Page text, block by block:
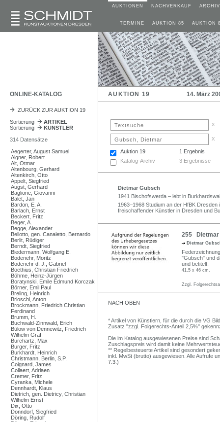
AUKTIONEN NACHVERKAUF ARCHIV
TERMINE AUKTION 85 AUKTION
ONLINE-KATALOG AUKTION 19 14. März
ZURÜCK ZUR AUKTION 19
Sortierung
ARTIKEL
Sortierung
KÜNSTLER
314 Datensätze
Aegerter, August Samuel
Aigner, Robert
Alt, Otmar
Altenbourg, Gerhard
Altenkirch, Otto
Appelt, Siegfried
Augst, Gerhard
Baglione, Giovanni
Balet, Jan
Bardon, E. A.
Barlach, Ernst
Beckert, Fritz
Beger, A.
Begge, Alexander
Bellotto, gen. Canaletto, Bernardo
Berlit, Rüdiger
Berndt, Siegfried
Biedermann, Wolfgang E.
Bodenehr, Moritz
Bodenehr d. J., Gabriel
Boethius, Christian Friedrich
Böhme, Heinz-Jürgen
Boratynski, Emile Edmund Korczak
Börner, Emil Paul
Breling, Heinrich
Brioschi, Anton
Brockmann, Friedrich Christian
Ferdinand
Brumm, H.
Buchwald-Zinnwald, Erich
Bülow von Dennewitz, Friedrich
Wilhelm Graf
Burchartz, Max
Burger, Fritz
Burkhardt, Heinrich
Christmann, Berlin, S.P.
Coignard, James
Collaert, Adriaen
Cremer, Fritz
Cyranka, Michele
Dennhardt, Klaus
Dietrich, gen. Dietricy, Christian
Wilhelm Ernst
Dix, Otto
Donndorf, Siegfried
Döring, Rudolf
x
x
Auktion 19
1 Ergebnis
Katalog-Archiv
3 Ergebnisse
Dietmar Gubsch
1941 Bischofswerda – lebt in
1963–1968 Studium an der HfBK
freischaffender Künstler in Dresden und
255 Dietmar
Dietmar
"Gubsch" und
und betitelt.
41,5 x 46 cm.
Zzgl.
NACH OBEN
* Artikel von Künstlern, für die durch die VG
Zusatz "zzgl. Folgerechts-Anteil 2,5%"
Die im Katalog ausgewiesenen Preise sind
Zuschlagspreis wird damit keine
** Regelbesteuerte Artikel sind gesondert
inkl. MwSt (brutto) ausgewiesen. Alle Aufrufe
7.3.)